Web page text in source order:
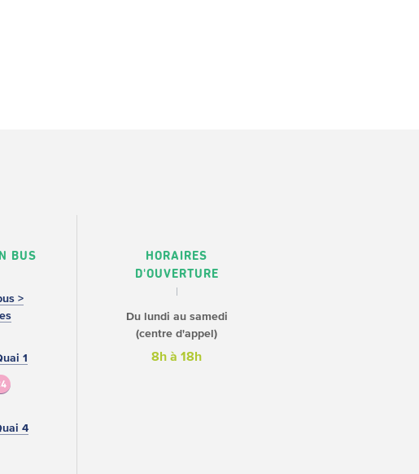
BUS
>
1
4
HORAIRES
D'OUVERTURE
Du lundi au samedi
(centre d'appel)
8h à 18h